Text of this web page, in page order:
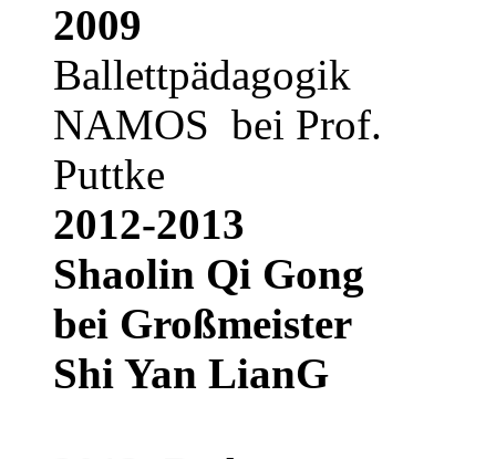
2009
Ballettpädagogik
NAMOS bei Prof.
Puttke
2012-2013
Shaolin Qi Gong
bei Großmeister
Shi Yan LianG